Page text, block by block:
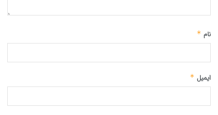
نام *
ایمیل *